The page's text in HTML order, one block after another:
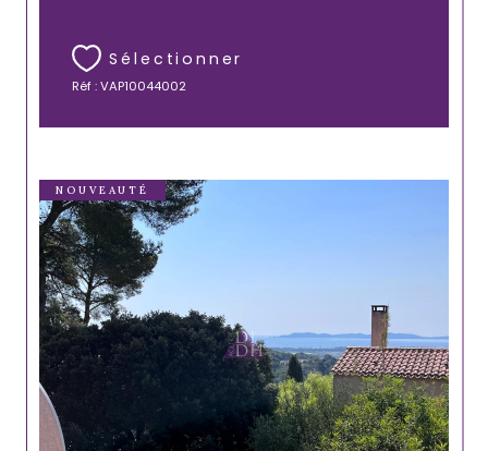
Sélectionner
Réf : VAP10044002
NOUVEAUTÉ